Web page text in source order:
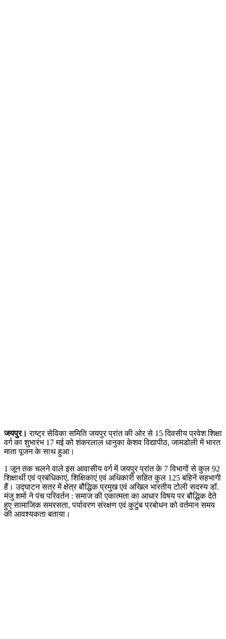
जयपुर। राष्ट्र सेविका समिति जयपुर प्रांत की ओर से 15 दिवसीय प्रवेश शिक्षा
वर्ग का शुभारंभ 17 मई को शंकरलाल धानुका केशव विद्यापीठ, जामडोली में भारत
माता पूजन के साथ हुआ।
1 जून तक चलने वाले इस आवासीय वर्ग में जयपुर प्रांत के 7 विभागों से कुल 92
शिक्षार्थी एवं प्रबंधिकाएं, शिक्षिकाएं एवं अधिकारी सहित कुल 125 बहिनें सहभागी
हैं। उद्घाटन सत्र में क्षेत्र बौद्धिक प्रमुख एवं अखिल भारतीय टोली सदस्य डॉ.
मंजु शर्मा ने पंच परिवर्तन : समाज की एकात्मता का आधार विषय पर बौद्धिक देते
हुए सामाजिक समरसता, पर्यावरण संरक्षण एवं कुटुंब प्रबोधन को वर्तमान समय
की आवश्यकता बताया।